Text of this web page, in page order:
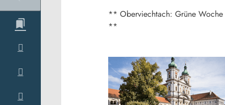
** Oberviechtach: Grüne Woche
**